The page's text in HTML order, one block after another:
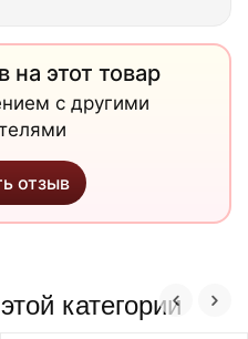
на этот товар
с другими
отзыв
категории